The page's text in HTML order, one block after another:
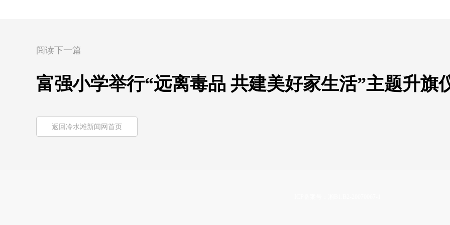
阅读下一篇
富强小学举行“远离毒品 共建美好家生活”主题升旗
返回冷水滩新闻网首页